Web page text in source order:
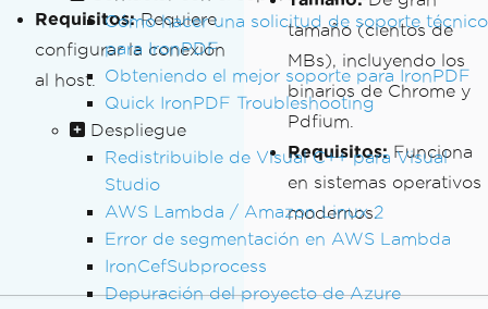
Cómo hacer una solicitud de soporte técnico
para IronPDF
Obteniendo el mejor soporte para IronPDF
Quick IronPDF Troubleshooting
Despliegue
Redistribuible de Visual C++ para Visual
Studio
AWS Lambda / Amazon Linux 2
Error de segmentación en AWS Lambda
IronCefSubprocess
Depuración del proyecto de Azure
Requisitos:Requiere
configurar la conexión
al host.
tamaño (cientos de
MBs), incluyendo los
binarios de Chrome y
Pdfium.
Requisitos:Funciona
en sistemas operativos
modernos.